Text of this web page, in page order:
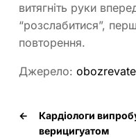
витягніть руки
“розслабитися”,
повторення.
Джерело:
←
Кардіологи
верицигуатом